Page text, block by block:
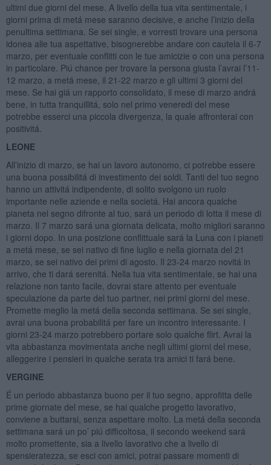
ultimi due giorni del mese. A livello della tua vita sentimentale, i
giorni prima di metá mese saranno decisive, e anche l’inizio della
penultima settimana. Se sei single, e vorresti trovare una persona
idonea alle tua aspettative, bisognerebbe andare con cautela il 6-7
marzo, per eventuale conflitti con le tue amicizie o con una persona
in particolare. Piú chance per trovare la persona giusta l’avrai l’11-
12 marzo, a metá mese, il 21-22 marzo e gli ultimi 3 giorni del
mese. Se hai giá un rapporto consolidato, il mese di marzo andrá
bene, in tutta tranquillitá, solo nel primo veneredi del mese
potrebbe esserci una piccola divergenza, la quale affronterai con
positivitá.
LEONE
All’inizio di marzo, se hai un lavoro autonomo, ci potrebbe essere
una buona possibilitá di investimento dei soldi. Tanti del tuo segno
hanno un attivitá indipendente, di solito svolgono un ruolo
importante nelle aziende e nella societá. Hai ancora qualche
pianeta nel segno difronte al tuo, sará un periodo di lotta il mese di
marzo. Il 7 marzo sará una giornata delicata, molto migliori saranno
i giorni dopo. In una posizione conflittuale sará la Luna con i pianeti
a metá mese, se sei nativo di fine luglio e nella giornata del 21
marzo, se sei nativo dei primi di agosto. Il 23-24 marzo novitá in
arrivo, che ti dará serenitá. Nella tua vita sentimentale, se hai una
relazione non tanto facile, dovrai stare attento per eventuale
speculazione da parte del tuo partner, nei primi giorni del mese.
Promette meglio la metá della seconda settimana. Se sei single,
avrai una buona probabilitá per fare un incontro interessante. I
giorni 23-24 marzo potrebbero portare solo qualche flirt. Avrai la
vita abbastanza movimentata anche negli ultimi giorni del mese,
alleggerire i pensieri in qualche serata tra amici ti fará bene.
VERGINE
É un periodo abbastanza buono per il tuo segno, approfitta delle
prime giornate del mese, se hai qualche progetto lavorativo,
conviene a buttarsi, senza aspettare molto. La metá della seconda
settimana sará un po’ piú difficoltosa, il secondo weekend sará
molto promettente, sia a livello lavorativo che a livello di
spensieratezza, se esci con amici, potrai passare momenti di